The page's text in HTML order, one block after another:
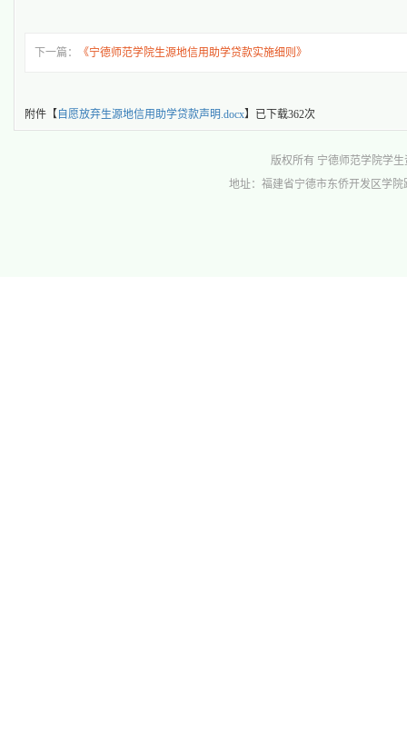
下一篇： 《宁德师范学院生源地信用助学贷款实施细则》
附件【 自愿放弃生源地信用助学贷款声明.docx】已下载362次
版权所有 宁德师范学院学生
地址：福建省宁德市东侨开发区学院